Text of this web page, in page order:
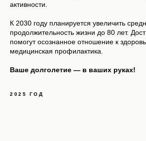
активности.
К 2030 году планируется увеличить
продолжительность жизни до 80 лет.
помогут осознанное отношение к
медицинская профилактика.
Ваше долголетие — в ваших руках!
2025 ГОД